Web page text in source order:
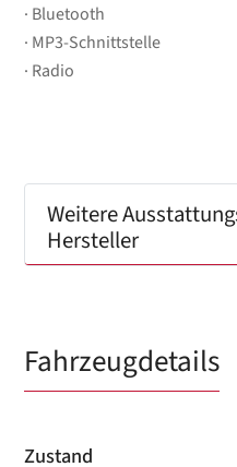
Bluetooth
MP3-Schnittstelle
Radio
Weitere
Hersteller
Fahrzeugdetails
Zustand